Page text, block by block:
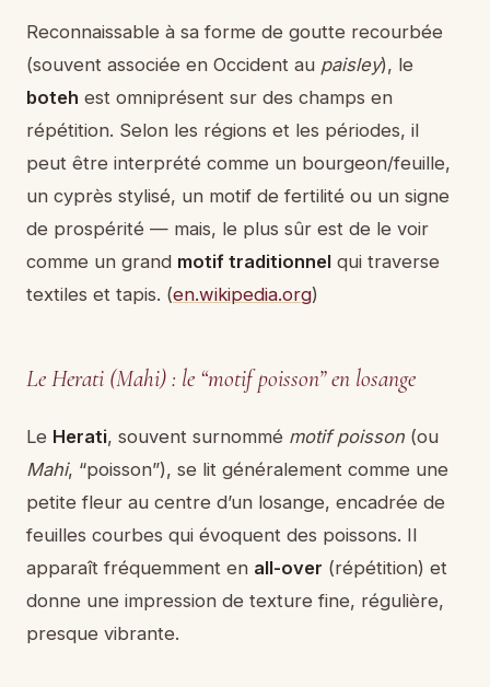
Reconnaissable à sa forme de goutte recourbée
(souvent associée en Occident au paisley), le
boteh est omniprésent sur des champs en
répétition. Selon les régions et les périodes, il
peut être interprété comme un bourgeon/feuille,
un cyprès stylisé, un motif de fertilité ou un signe
de prospérité — mais, le plus sûr est de le voir
comme un grand motif traditionnel qui traverse
textiles et tapis. (en.wikipedia.org)
Le Herati (Mahi) : le “motif poisson” en losange
Le Herati, souvent surnommé motif poisson (ou
Mahi, “poisson”), se lit généralement comme une
petite fleur au centre d’un losange, encadrée de
feuilles courbes qui évoquent des poissons. Il
apparaît fréquemment en all-over (répétition) et
donne une impression de texture fine, régulière,
presque vibrante.